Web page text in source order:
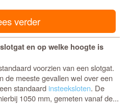
verder
en op welke hoogte is
voorzien van een slotgat.
de meeste gevallen wel over een
standaard insteeksloten. De
1050 mm, gemeten vanaf de...